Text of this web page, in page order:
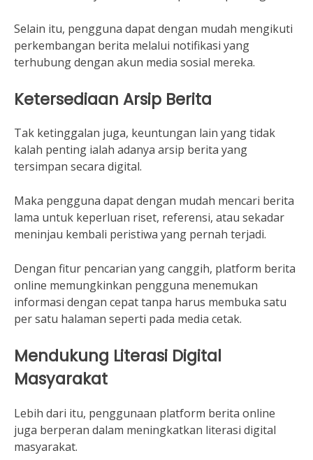
Selain itu, pengguna dapat dengan mudah mengikuti
perkembangan berita melalui notifikasi yang
terhubung dengan akun media sosial mereka.
Ketersediaan Arsip Berita
Tak ketinggalan juga, keuntungan lain yang tidak
kalah penting ialah adanya arsip berita yang
tersimpan secara digital.
Maka pengguna dapat dengan mudah mencari berita
lama untuk keperluan riset, referensi, atau sekadar
meninjau kembali peristiwa yang pernah terjadi.
Dengan fitur pencarian yang canggih, platform berita
online memungkinkan pengguna menemukan
informasi dengan cepat tanpa harus membuka satu
per satu halaman seperti pada media cetak.
Mendukung Literasi Digital
Masyarakat
Lebih dari itu, penggunaan platform berita online
juga berperan dalam meningkatkan literasi digital
masyarakat.